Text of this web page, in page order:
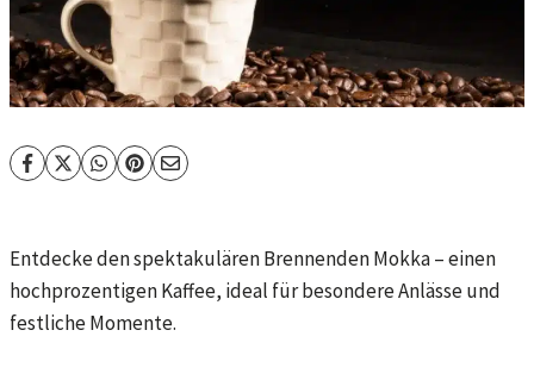
Entdecke den spektakulären Brennenden Mokka – einen
hochprozentigen Kaffee, ideal für besondere Anlässe und
festliche Momente.